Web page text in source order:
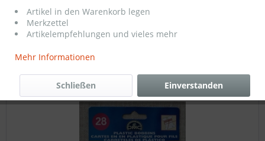
Artikel in den Warenkorb legen
Merkzettel
Artikelempfehlungen und vieles mehr
Mehr Informationen
Einverstanden
Schließen